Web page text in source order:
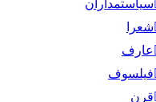
سیاستمداران
شعرا
عارف
فیلسوف
قرن